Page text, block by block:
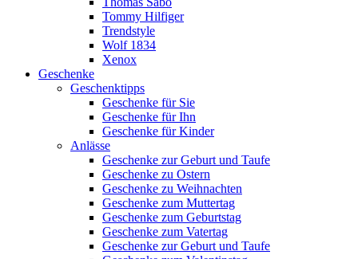
Tommy Hilfiger
Trendstyle
Wolf 1834
Xenox
Geschenke
Geschenktipps
Geschenke für Sie
Geschenke für Ihn
Geschenke für Kinder
Anlässe
Geschenke zur Geburt und Taufe
Geschenke zu Ostern
Geschenke zu Weihnachten
Geschenke zum Muttertag
Geschenke zum Geburtstag
Geschenke zum Vatertag
Geschenke zur Geburt und Taufe